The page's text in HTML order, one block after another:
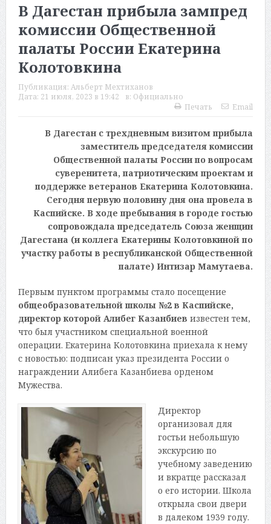
В Дагестан прибыла зампред
комиссии Общественной
палаты России Екатерина
Колотовкина
Публикация: Альберт Мехтиханов
Дата: 21 июля, 2023 в 19:42 в: Официально
Печать
Email
В Дагестан с трехдневным визитом прибыла
заместитель председателя комиссии
Общественной палаты России по вопросам
суверенитета, патриотическим проектам и
поддержке ветеранов Екатерина Колотовкина.
Сегодня первую половину дня она провела в
Каспийске. В ходе пребывания в городе гостью
сопровождала председатель Союза женщин
Дагестана (и коллега Екатерины Колотовкиной по
участку работы в республиканской Общественной
палате) Интизар Мамутаева.
Первым пунктом программы стало посещение
общеобразовательной школы №2 в Каспийске,
директор которой Алибег Казанбиев известен тем,
что был участником специальной военной
операции. Екатерина Колотовкина приехала к нему
с новостью: подписан указ президента России о
награждении Алибега Казанбиева орденом
Мужества.
Директор
организовал для
гостьи небольшую
экскурсию по
учебному заведению
и вкратце рассказал
о его истории. Школа
открыла свои двери
в далеком 1939 году.